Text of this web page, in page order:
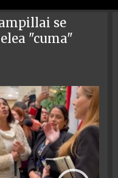
se
"cuma"